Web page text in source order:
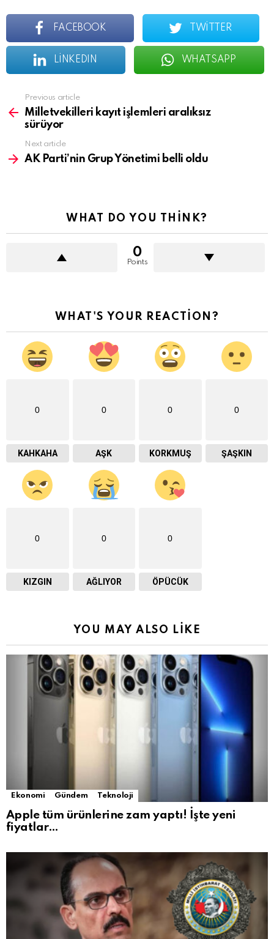
FACEBOOK TWITTER
LINKEDIN WHATSAPP
more
Previous article
Milletvekilleri kayıt işlemleri aralıksız
sürüyor
Next article
AK Parti’nin Grup Yönetimi belli oldu
WHAT DO YOU THINK?
0
Points
WHAT'S YOUR REACTION?
0
KAHKAHA
0
AŞK
0
KORKMUŞ
0
ŞAŞKIN
0
KIZGIN
0
AĞLIYOR
0
ÖPÜCÜK
YOU MAY ALSO LIKE
Ekonomi Gündem Teknoloji
Apple tüm ürünlerine zam yaptı! İşte yeni
fiyatlar…